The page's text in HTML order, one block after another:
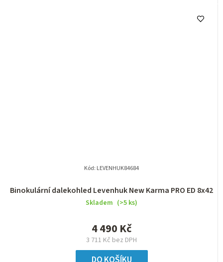
Binokulární dalekohled Levenhuk New Karma PRO ED 8x42
Skladem (>5 ks)
3 711 Kč bez DPH
4 490 Kč
Kód: LEVENHUK84684